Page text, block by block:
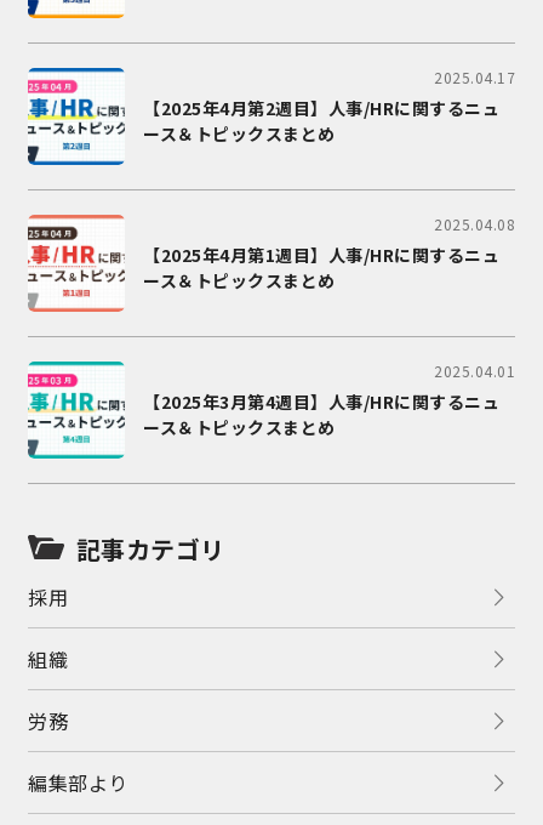
2025.04.17
【2025年4月第2週目】人事/HRに関するニュ
ース＆トピックスまとめ
2025.04.08
【2025年4月第1週目】人事/HRに関するニュ
ース＆トピックスまとめ
2025.04.01
【2025年3月第4週目】人事/HRに関するニュ
ース＆トピックスまとめ
記事カテゴリ
採用
組織
労務
編集部より